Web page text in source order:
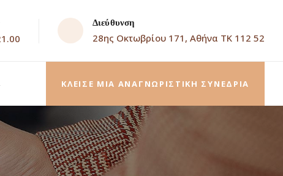
Διεύθυνση
28ης Οκτωβρίου 171, Αθήνα ΤΚ 112 52
ΚΛΕΙΣΕ ΜΙΑ ΑΝΑΓΝΩΡΙΣΤΙΚΗ ΣΥΝΕΔΡΙΑ